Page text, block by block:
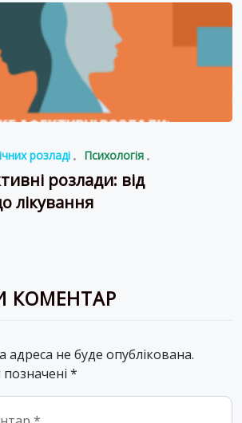
розладі Психологія
розлади: від
лікування
КОМЕНТАР
не буде опублікована.
*